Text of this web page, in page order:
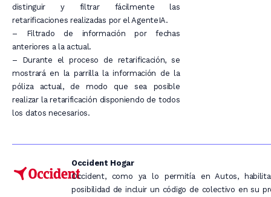
distinguir y filtrar fácilmente las
retarificaciones realizadas por el AgenteIA.
– Filtrado de información por fechas
anteriores a la actual.
– Durante el proceso de retarificación, se
mostrará en la parrilla la información de la
póliza actual, de modo que sea posible
realizar la retarificación disponiendo de todos
los datos necesarios.
Occident Hogar
Occident, como ya lo permitía en Autos,
posibilidad de incluir un código de colectivo en su